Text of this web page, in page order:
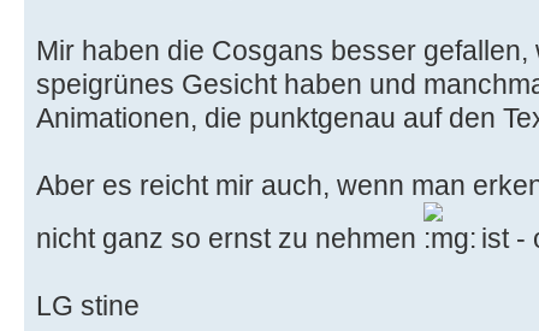
Mir haben die Cosgans besser
speigrünes Gesicht haben und
Animationen, die punktgenau auf den
Aber es reicht mir auch, wenn man
nicht ganz so ernst zu nehmen
ist -
LG stine